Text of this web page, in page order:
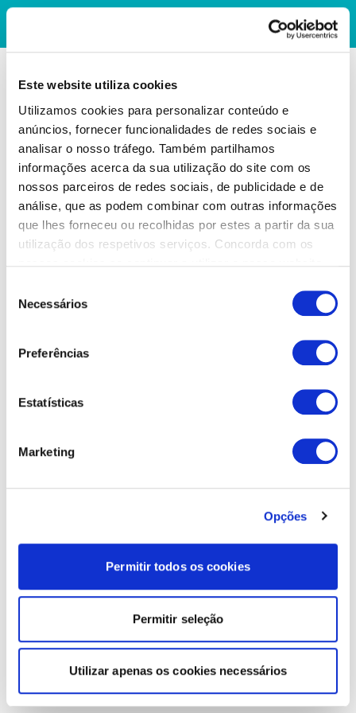
Este website utiliza cookies
Utilizamos cookies para personalizar conteúdo e
anúncios, fornecer funcionalidades de redes sociais e
analisar o nosso tráfego. Também partilhamos
informações acerca da sua utilização do site com os
nossos parceiros de redes sociais, de publicidade e de
análise, que as podem combinar com outras informações
que lhes forneceu ou recolhidas por estes a partir da sua
utilização dos respetivos serviços. Concorda com os
Necessários
Preferências
Estatísticas
Marketing
Opções
Permitir todos os cookies
Permitir seleção
Utilizar apenas os cookies necessários